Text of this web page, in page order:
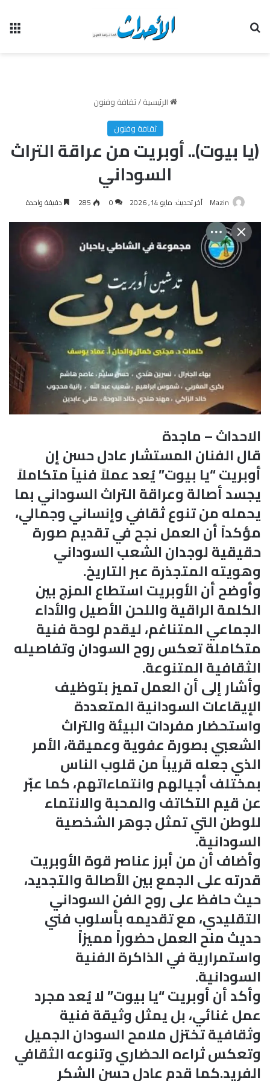
الرئيسية/ثقافة وفنون
ثقافة وفنون
(يا بيوت).. أوبريت من عراقة التراث
السوداني
Mazin آخر تحديث: مايو 14, 2026 0
285 دقيقة واحدة
الاحداث – ماجدة
قال الفنان المستشار عادل حسن إن
أوبريت “يا بيوت” يُعد عملاً فنياً متكاملاً
يجسد أصالة وعراقة التراث السوداني بما
يحمله من تنوع ثقافي وإنساني وجمالي،
مؤكداً أن العمل نجح في تقديم صورة
حقيقية لوجدان الشعب السوداني
وهويته المتجذرة عبر التاريخ.
وأوضح أن الأوبريت استطاع المزج بين
الكلمة الراقية واللحن الأصيل والأداء
الجماعي المتناغم، ليقدم لوحة فنية
متكاملة تعكس روح السودان وتفاصيله
الثقافية المتنوعة.
وأشار إلى أن العمل تميز بتوظيف
الإيقاعات السودانية المتعددة
واستحضار مفردات البيئة والتراث
الشعبي بصورة عفوية وعميقة، الأمر
الذي جعله قريباً من قلوب الناس
بمختلف أجيالهم وانتماءاتهم، كما عبّر
عن قيم التكاتف والمحبة والانتماء
للوطن التي تمثل جوهر الشخصية
السودانية.
وأضاف أن من أبرز عناصر قوة الأوبريت
قدرته على الجمع بين الأصالة والتجديد،
حيث حافظ على روح الفن السوداني
التقليدي، مع تقديمه بأسلوب فني
حديث منح العمل حضوراً مميزاً
واستمرارية في الذاكرة الفنية
السودانية.
وأكد أن أوبريت “يا بيوت” لا يُعد مجرد
عمل غنائي، بل يمثل وثيقة فنية
وثقافية تختزل ملامح السودان الجميل
وتعكس ثراءه الحضاري وتنوعه الثقافي
الفريد.كما قدم عادل حسن الشكر